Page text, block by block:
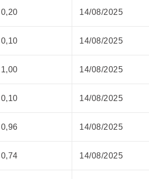
14/08/2025
14/08/2025
14/08/2025
14/08/2025
14/08/2025
14/08/2025